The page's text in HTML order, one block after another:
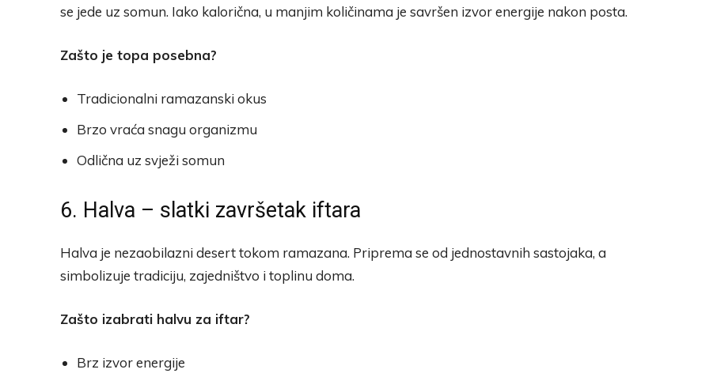
se jede uz somun. Iako kalorična, u manjim količinama je savršen izvor energije nakon posta.
Zašto je topa posebna?
Tradicionalni ramazanski okus
Brzo vraća snagu organizmu
Odlična uz svježi somun
6. Halva – slatki završetak iftara
Halva je nezaobilazni desert tokom ramazana. Priprema se od jednostavnih sastojaka, a
simbolizuje tradiciju, zajedništvo i toplinu doma.
Zašto izabrati halvu za iftar?
Brz izvor energije